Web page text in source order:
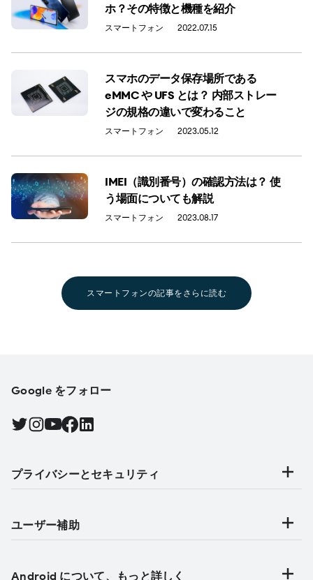
ホ？その特徴と機種を紹介
スマートフォン 2022.07.15
スマホのデータ保存場所である
eMMC や UFS とは？ 内部ストレー
ジの規格の違いで変わること
スマートフォン 2023.05.12
IMEI（識別番号）の確認方法は？ 使
う場面についても解説
スマートフォン 2023.08.17
スマートフォンの記事をさらに読む
Google をフォロー
Twitter で Android をフォローする, 新しいタブで開く
Instagram で Android をフォローする, 新しいタブで開く
YouTube で Android をフォローする, 新しいタブで開く
Facebook で Android をフォローする, 新しいタブで開く
Find Android on LinkedIn, 新しいタブで開く
プライバシーとセキュリティ
ユーザー補助
Android について、もっと詳しく